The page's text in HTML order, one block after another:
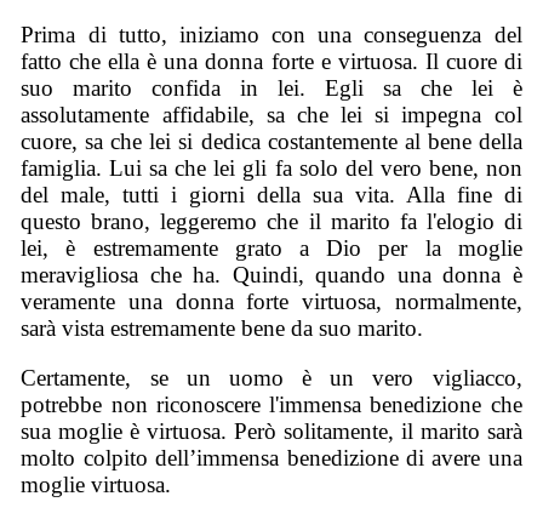
Prima di tutto, iniziamo con una conseguenza del
fatto che ella è una donna forte e virtuosa. Il cuore di
suo marito confida in lei. Egli sa che lei è
assolutamente affidabile, sa che lei si impegna col
cuore, sa che lei si dedica costantemente al bene della
famiglia. Lui sa che lei gli fa solo del vero bene, non
del male, tutti i giorni della sua vita. Alla fine di
questo brano, leggeremo che il marito fa l'elogio di
lei, è estremamente grato a Dio per la moglie
meravigliosa che ha. Quindi, quando una donna è
veramente una donna forte virtuosa, normalmente,
sarà vista estremamente bene da suo marito.
Certamente, se un uomo è un vero vigliacco,
potrebbe non riconoscere l'immensa benedizione che
sua moglie è virtuosa. Però solitamente, il marito sarà
molto colpito dell’immensa benedizione di avere una
moglie virtuosa.